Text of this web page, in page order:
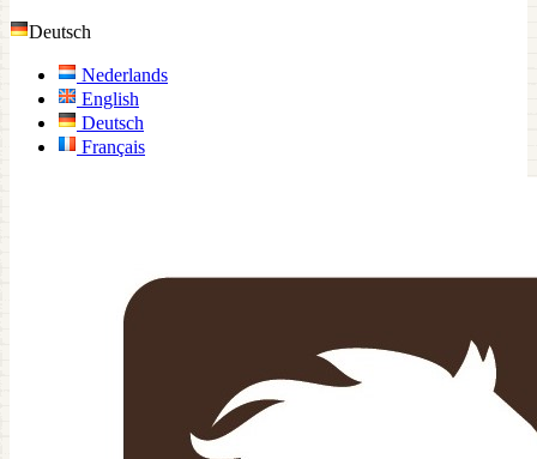
Deutsch
Nederlands
English
Deutsch
Français